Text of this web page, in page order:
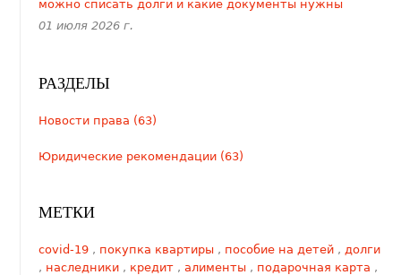
можно списать долги и какие документы нужны
01 июля 2026 г.
РАЗДЕЛЫ
Новости права (63)
Юридические рекомендации (63)
МЕТКИ
covid-19 , покупка квартиры , пособие на детей ,долги
, наследники , кредит ,алименты , подарочная карта ,